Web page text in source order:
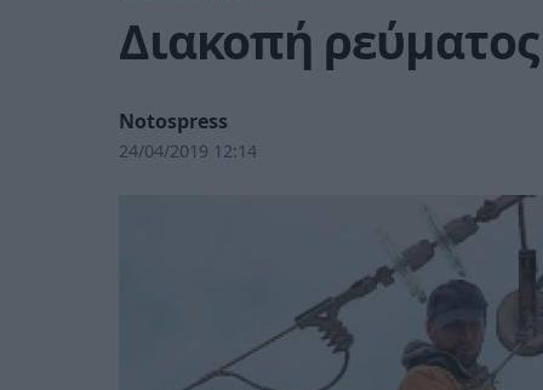
Διακοπή
Notospress
24/04/2019 12:14